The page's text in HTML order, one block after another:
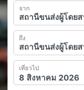
จาก
ถึง
เที่ยวไป